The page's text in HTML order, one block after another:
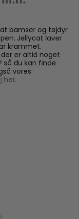
bamser og tøjdyr
Jellycat laver
krammet.
er altid noget
så du kan finde
vores
her.